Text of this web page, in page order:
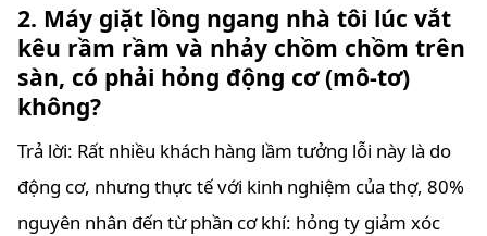
2. Máy giặt lồng ngang nhà tôi lúc vắt
kêu rầm rầm và nhảy chồm chồm trên
sàn, có phải hỏng động cơ (mô-tơ)
không?
Trả lời: Rất nhiều khách hàng lầm tưởng lỗi này là do
động cơ, nhưng thực tế với kinh nghiệm của thợ, 80%
nguyên nhân đến từ phần cơ khí: hỏng ty giảm xóc